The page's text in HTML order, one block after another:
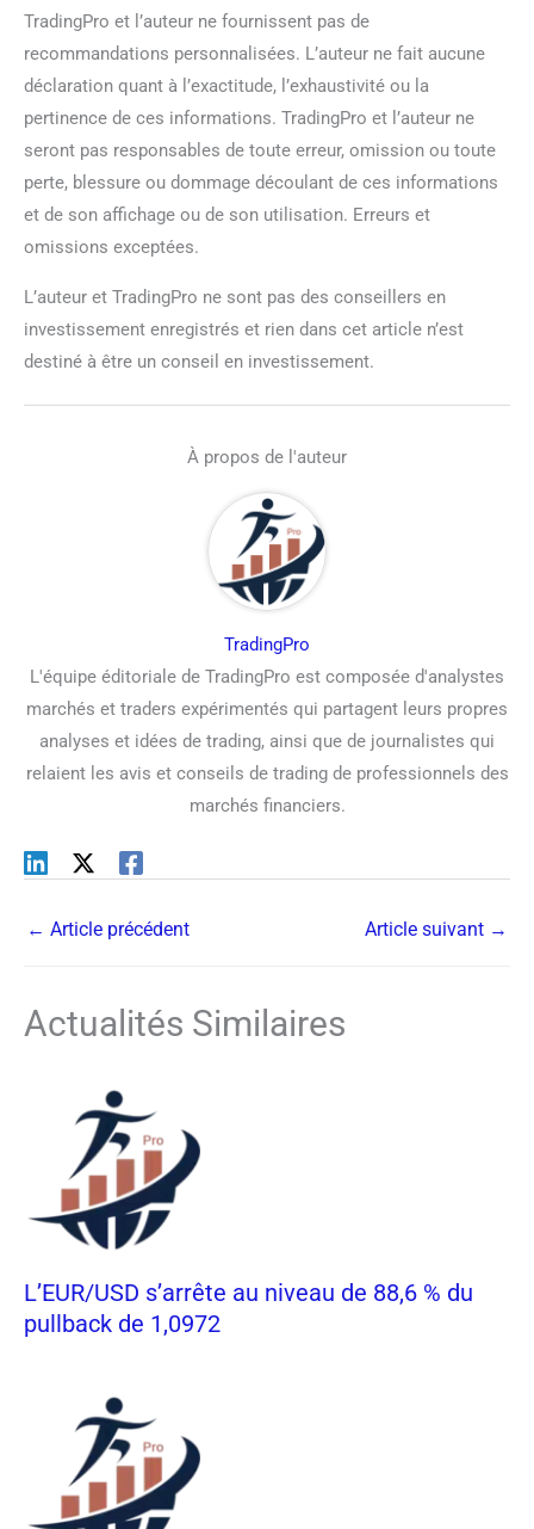
TradingPro et l’auteur ne fournissent pas de
recommandations personnalisées. L’auteur ne fait aucune
déclaration quant à l’exactitude, l’exhaustivité ou la
pertinence de ces informations. TradingPro et l’auteur ne
seront pas responsables de toute erreur, omission ou toute
perte, blessure ou dommage découlant de ces informations
et de son affichage ou de son utilisation. Erreurs et
omissions exceptées.
L’auteur et TradingPro ne sont pas des conseillers en
investissement enregistrés et rien dans cet article n’est
destiné à être un conseil en investissement.
À propos de l'auteur
TradingPro
L'équipe éditoriale de TradingPro est composée d'analystes
marchés et traders expérimentés qui partagent leurs propres
analyses et idées de trading, ainsi que de journalistes qui
relaient les avis et conseils de trading de professionnels des
marchés financiers.
← Article précédent Article suivant →
Actualités Similaires
L’EUR/USD s’arrête au niveau de 88,6 % du
pullback de 1,0972